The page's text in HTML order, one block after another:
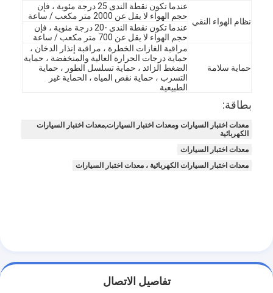
نظام الهواء النقي
عندما تكون نقطة الندى 25 درجة مئوية ، فإن
حجم الهواء لا يقل عن 2000 متر مكعب / ساعة
عندما تكون نقطة الندى -20 درجة مئوية ، فإن
حجم الهواء لا يقل عن 700 متر مكعب / ساعة
حماية سلامة
مراقبة الغازات الخطرة ، مراقبة إنذار الدخان ،
حماية درجات الحرارة العالية والمنخفضة ، حماية
الضغط الزائد ، حماية تسلسل الطور ، حماية
التسرب ، حماية نقص المياه ، الحماية غير
الطبيعية
بطاقة:
معدات اختبار السيارات ومعدات اختبار السيارات,معدات اختبار السيارات
الكهربائية
معدات اختبار السيارات
معدات اختبار السيارات الكهربائية ، معدات اختبار السيارات
تفاصيل الاتصال